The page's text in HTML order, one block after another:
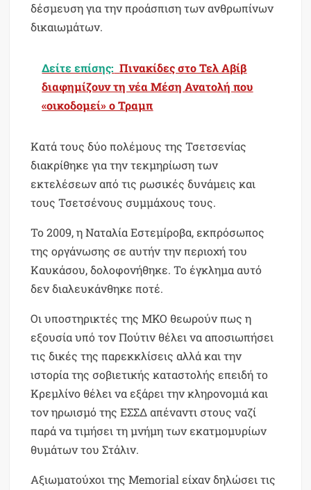
δέσμευση για την προάσπιση των ανθρωπίνων
δικαιωμάτων.
Δείτε επίσης: Πινακίδες στο Τελ Αβίβ
διαφημίζουν τη νέα Μέση Ανατολή που
«οικοδομεί» ο Τραμπ
Κατά τους δύο πολέμους της Τσετσενίας
διακρίθηκε για την τεκμηρίωση των
εκτελέσεων από τις ρωσικές δυνάμεις και
τους Τσετσένους συμμάχους τους.
Το 2009, η Ναταλία Εστεμίροβα, εκπρόσωπος
της οργάνωσης σε αυτήν την περιοχή του
Καυκάσου, δολοφονήθηκε. Το έγκλημα αυτό
δεν διαλευκάνθηκε ποτέ.
Οι υποστηρικτές της ΜΚΟ θεωρούν πως η
εξουσία υπό τον Πούτιν θέλει να αποσιωπήσει
τις δικές της παρεκκλίσεις αλλά και την
ιστορία της σοβιετικής καταστολής επειδή το
Κρεμλίνο θέλει να εξάρει την κληρονομιά και
τον ηρωισμό της ΕΣΣΔ απέναντι στους ναζί
παρά να τιμήσει τη μνήμη των εκατμομυρίων
θυμάτων του Στάλιν.
Αξιωματούχοι της Memorial είχαν δηλώσει τις